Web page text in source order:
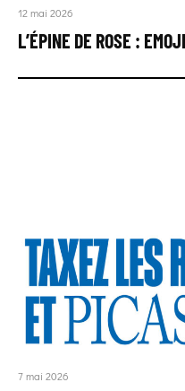
12 mai 2026
L’ÉPINE DE ROSE :
7 mai 2026